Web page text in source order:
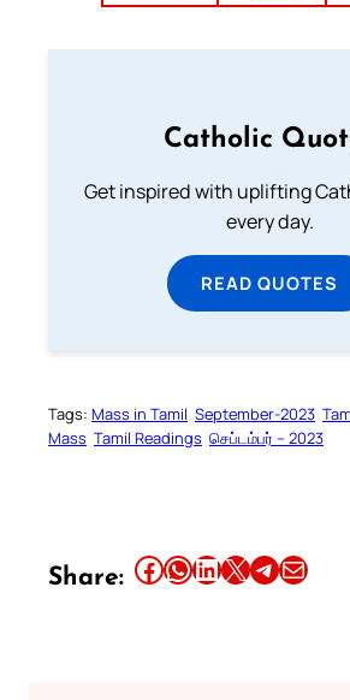
Catholic
Get inspired with uplifting
every day.
READ QUOTES
Tags: Mass in Tamil September-2023
Mass Tamil Readings செப்டம்பர் – 2023
Share: Share this article on Facebook Share this article on WhatsApp Share this article on LinkedIn Share this article on X Share this article on TelegramEmail this Article